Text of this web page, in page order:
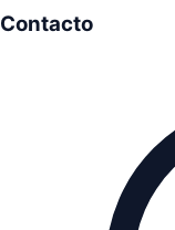
Contacto